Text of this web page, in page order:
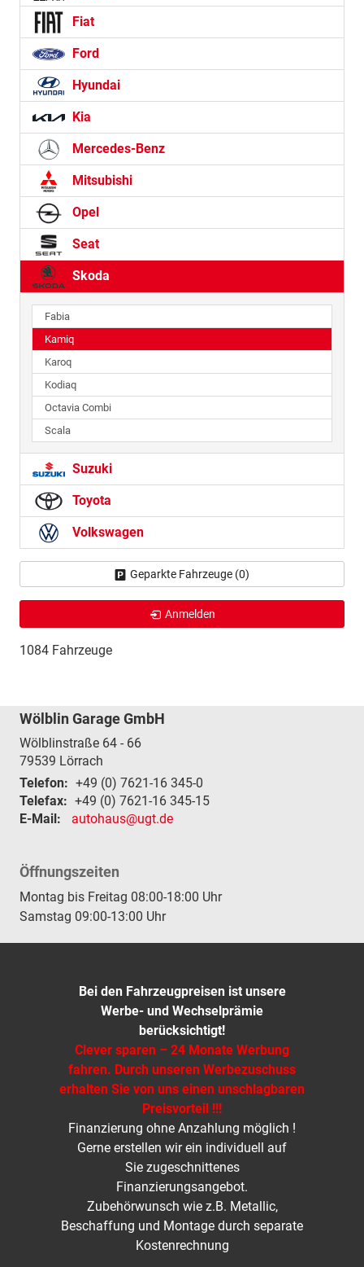
Fiat
Ford
Hyundai
Kia
Mercedes-Benz
Mitsubishi
Opel
Seat
Skoda
Fabia
Kamiq
Karoq
Kodiaq
Octavia Combi
Scala
Suzuki
Toyota
Volkswagen
Geparkte Fahrzeuge (0)
Anmelden
1084 Fahrzeuge
Wölblin Garage GmbH
Wölblinstraße 64 - 66
79539 Lörrach
Telefon: +49 (0) 7621-16 345-0
Telefax: +49 (0) 7621-16 345-15
E-Mail:
autohaus@ugt.de
Öffnungszeiten
Montag bis Freitag 08:00-18:00 Uhr
Samstag 09:00-13:00 Uhr
Bei den Fahrzeugpreisen ist unsere
Werbe- und Wechselprämie
berücksichtigt!
Clever sparen – 24 Monate Werbung
fahren. Durch unseren Werbezuschuss
erhalten Sie von uns einen unschlagbaren
Preisvorteil !!!
Finanzierung ohne Anzahlung möglich !
Gerne erstellen wir ein individuell auf
Sie zugeschnittenes
Finanzierungsangebot.
Zubehörwunsch wie z.B. Metallic,
Beschaffung und Montage durch separate
Kostenrechnung